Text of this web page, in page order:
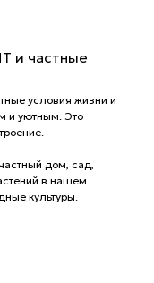
и частные
условия жизни и
и уютным. Это
дом, сад,
в нашем
культуры.